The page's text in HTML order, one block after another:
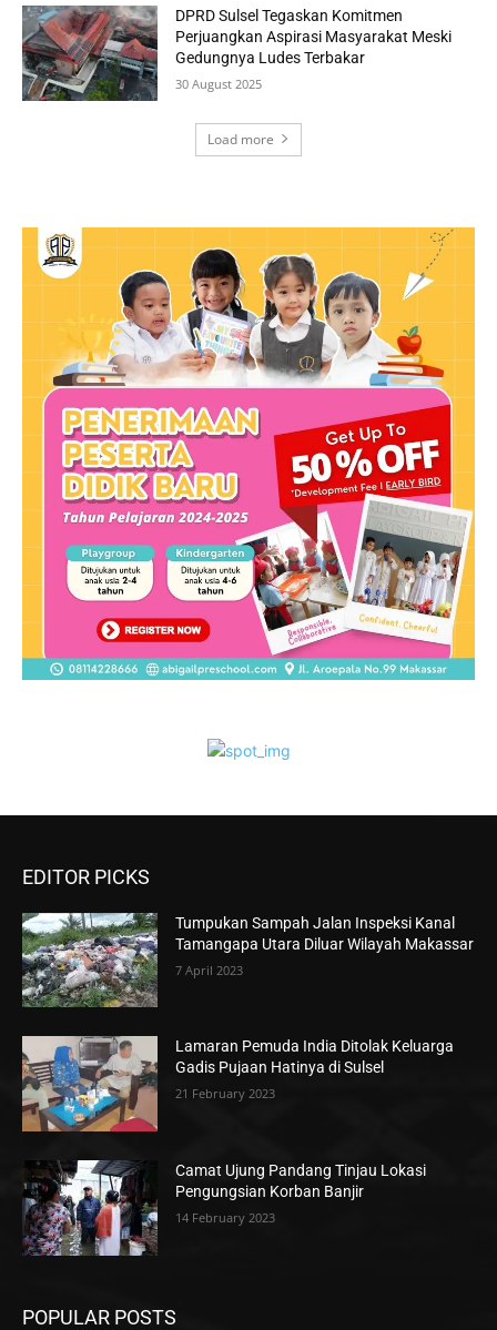
DPRD Sulsel Tegaskan Komitmen
Perjuangkan Aspirasi Masyarakat Meski
Gedungnya Ludes Terbakar
30 August 2025
Load more
EDITOR PICKS
Tumpukan Sampah Jalan Inspeksi Kanal
Tamangapa Utara Diluar Wilayah Makassar
7 April 2023
Lamaran Pemuda India Ditolak Keluarga
Gadis Pujaan Hatinya di Sulsel
21 February 2023
Camat Ujung Pandang Tinjau Lokasi
Pengungsian Korban Banjir
14 February 2023
POPULAR POSTS